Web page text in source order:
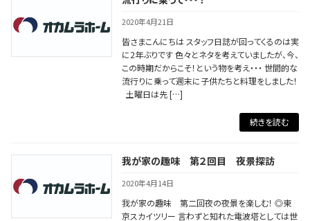
2020年4月21日
皆さまこんにちは スタッフ日誌が回ってくるのは実
に2年ぶりです 色々とネタを考えていましたが、今、
この時期だからこそ！という物を考え・・・ 世間的な
流行りに乗って週末に子供たちと料理をしました！
土曜日は先 […]
続きを読む
我が家の趣味 第２回目 夜景探訪
2020年4月14日
我が家の趣味 第二回夜の夜景を楽しむ！ ◎東
京スカイツリー 言わずと知れた電波塔としては世